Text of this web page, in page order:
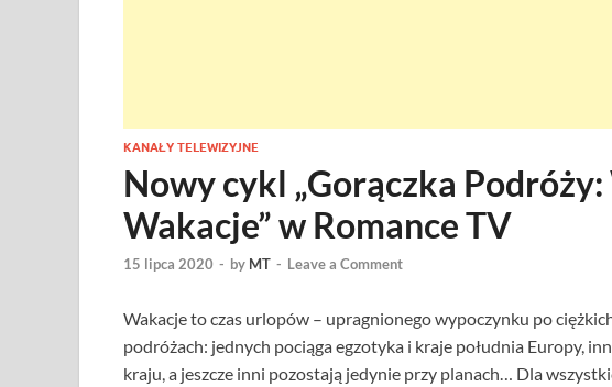
KANAŁY TELEWIZYJNE
Nowy cykl „Gorączka
Wakacje” w Romance TV
15 lipca 2020 - by MT - Leave a Comment
Wakacje to czas urlopów – upragnionego wypoczynku po
podróżach: jednych pociąga egzotyka i kraje południa Europy,
kraju, a jeszcze inni pozostają jedynie przy planach… Dla